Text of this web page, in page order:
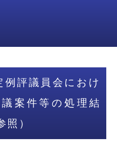
例評議員会におけ
案件等の処理結
照）